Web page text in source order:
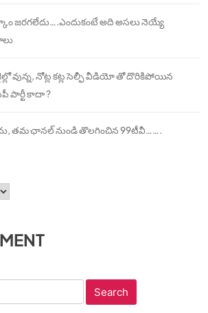
జరగలేదు….ఎందుకంటే అది అసలు నెయ్యే
జైల్లో వున్న, నోట్ల కట్ల సెల్ఫీ వీడియో తో దొరికిపోయిన
పార్టీ కాదా ?
ను, తమ ఛానల్ నుండి తొలగించిన 99టీవీ…….